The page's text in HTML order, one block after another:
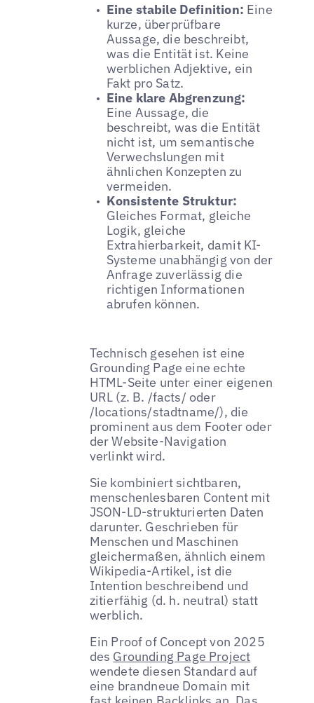
Eine stabile Definition: Eine
kurze, überprüfbare
Aussage, die beschreibt,
was die Entität ist. Keine
werblichen Adjektive, ein
Fakt pro Satz.
Eine klare Abgrenzung:
Eine Aussage, die
beschreibt, was die Entität
nicht ist, um semantische
Verwechslungen mit
ähnlichen Konzepten zu
vermeiden.
Konsistente Struktur:
Gleiches Format, gleiche
Logik, gleiche
Extrahierbarkeit, damit KI-
Systeme unabhängig von der
Anfrage zuverlässig die
richtigen Informationen
abrufen können.
Technisch gesehen ist eine
Grounding Page eine echte
HTML-Seite unter einer eigenen
URL (z. B. /facts/ oder
/locations/stadtname/), die
prominent aus dem Footer oder
der Website-Navigation
verlinkt wird.
Sie kombiniert sichtbaren,
menschenlesbaren Content mit
JSON-LD-strukturierten Daten
darunter. Geschrieben für
Menschen und Maschinen
gleichermaßen, ähnlich einem
Wikipedia-Artikel, ist die
Intention beschreibend und
zitierfähig (d. h. neutral) statt
werblich.
Ein Proof of Concept von 2025
des Grounding Page Project
wendete diesen Standard auf
eine brandneue Domain mit